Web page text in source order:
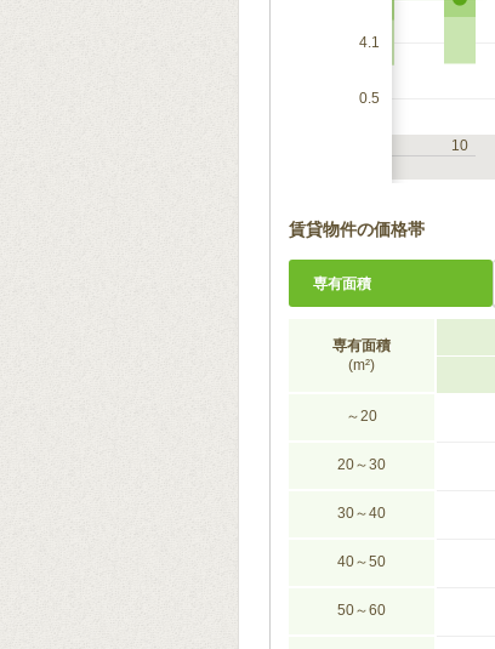
4.1
0.5
10
賃貸物件の価格帯
専有面積
専有面積
(m²)
～20
20～30
30～40
40～50
50～60